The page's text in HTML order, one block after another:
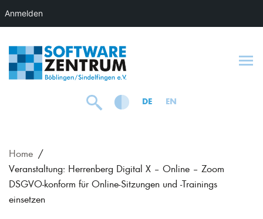
DE EN
Home
Veranstaltung: Herrenberg Digital X – Online – Zoom
DSGVO-konform für Online-Sitzungen und -Trainings
einsetzen
Anmelden